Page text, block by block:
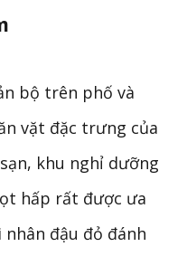
bộ trên phố và
vặt đặc trưng của
khu nghỉ dưỡng
hấp rất được ưa
nhân đậu đỏ đánh